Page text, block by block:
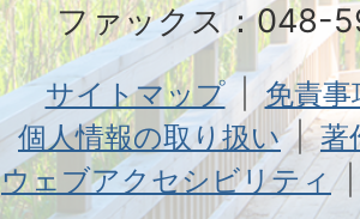
ファックス：048-
サイトマップ
免責
個人情報の取り扱い
著
ウェブアクセシビリティ